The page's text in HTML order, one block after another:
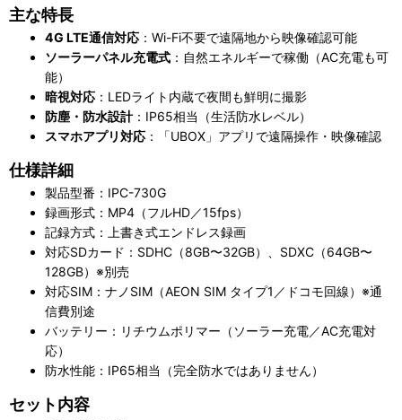
主な特長
4G LTE通信対応 ：Wi-Fi不要で遠隔地から映像確認可能
ソーラーパネル充電式 ：自然エネルギーで稼働（AC充電も可
能）
暗視対応 ：LEDライト内蔵で夜間も鮮明に撮影
防塵・防水設計：IP65相当（生活防水レベル）
スマホアプリ対応 ：「UBOX」アプリで遠隔操作・映像確認
仕様詳細
製品型番：IPC-730G
録画形式：MP4（フルHD／15fps）
記録方式：上書き式エンドレス録画
対応SDカード：SDHC（8GB〜32GB）、SDXC（64GB〜
128GB）※別売
対応SIM：ナノSIM（AEON SIM タイプ1／ドコモ回線）※通
信費別途
バッテリー：リチウムポリマー（ソーラー充電／AC充電対
応）
防水性能：IP65相当（完全防水ではありません）
セット内容